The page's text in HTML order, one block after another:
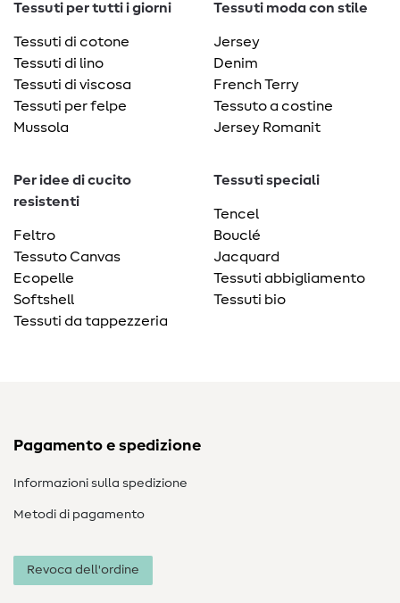
Tessuti per tutti i giorni
Tessuti di cotone
Tessuti di lino
Tessuti di viscosa
Tessuti per felpe
Mussola
Tessuti moda con stile
Jersey
Denim
French Terry
Tessuto a costine
Jersey Romanit
Per idee di cucito
resistenti
Feltro
Tessuto Canvas
Ecopelle
Softshell
Tessuti da tappezzeria
Tessuti speciali
Tencel
Bouclé
Jacquard
Tessuti abbigliamento
Tessuti bio
Pagamento e spedizione
Informazioni sulla spedizione
Metodi di pagamento
Revoca dell'ordine